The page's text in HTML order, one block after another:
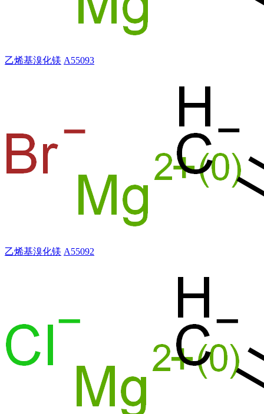
乙烯基溴化镁 A55093
乙烯基溴化镁 A55092